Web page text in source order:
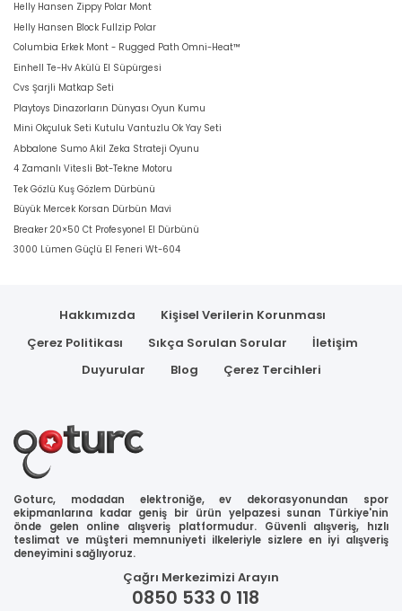
Helly Hansen Zippy Polar Mont
Helly Hansen Block Fullzip Polar
Columbia Erkek Mont - Rugged Path Omni-Heat™
Einhell Te-Hv Akülü El Süpürgesi
Cvs Şarjli Matkap Seti
Playtoys Dinazorların Dünyası Oyun Kumu
Mini Okçuluk Seti Kutulu Vantuzlu Ok Yay Seti
Abbalone Sumo Akil Zeka Strateji Oyunu
4 Zamanlı Vitesli Bot-Tekne Motoru
Tek Gözlü Kuş Gözlem Dürbünü
Büyük Mercek Korsan Dürbün Mavi
Breaker 20×50 Ct Profesyonel El Dürbünü
3000 Lümen Güçlü El Feneri Wt-604
Hakkımızda
Kişisel Verilerin Korunması
Çerez Politikası
Sıkça Sorulan Sorular
İletişim
Duyurular
Blog Çerez Tercihleri
Goturc, modadan elektroniğe, ev dekorasyonundan spor
ekipmanlarına kadar geniş bir ürün yelpazesi sunan Türkiye'nin
önde gelen online alışveriş platformudur. Güvenli alışveriş, hızlı
teslimat ve müşteri memnuniyeti ilkeleriyle sizlere en iyi alışveriş
deneyimini sağlıyoruz.
Çağrı Merkezimizi Arayın
0850 533 0 118